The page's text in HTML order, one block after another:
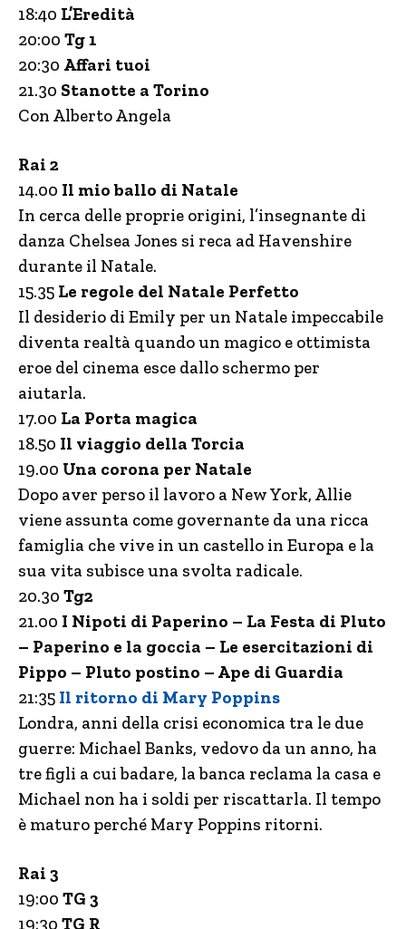
18:40 L’Eredità
20:00 Tg 1
20:30 Affari tuoi
21.30 Stanotte a Torino
Con Alberto Angela
Rai 2
14.00 Il mio ballo di Natale
In cerca delle proprie origini, l’insegnante di
danza Chelsea Jones si reca ad Havenshire
durante il Natale.
15.35 Le regole del Natale Perfetto
Il desiderio di Emily per un Natale impeccabile
diventa realtà quando un magico e ottimista
eroe del cinema esce dallo schermo per
aiutarla.
17.00 La Porta magica
18.50 Il viaggio della Torcia
19.00 Una corona per Natale
Dopo aver perso il lavoro a New York, Allie
viene assunta come governante da una ricca
famiglia che vive in un castello in Europa e la
sua vita subisce una svolta radicale.
20.30 Tg2
21.00 I Nipoti di Paperino – La Festa di Pluto
– Paperino e la goccia – Le esercitazioni di
Pippo – Pluto postino – Ape di Guardia
21:35 Il ritorno di Mary Poppins
Londra, anni della crisi economica tra le due
guerre: Michael Banks, vedovo da un anno, ha
tre figli a cui badare, la banca reclama la casa e
Michael non ha i soldi per riscattarla. Il tempo
è maturo perché Mary Poppins ritorni.
Rai 3
19:00 TG 3
19:30 TG R